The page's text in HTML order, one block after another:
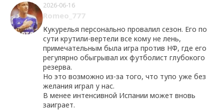
2026-06-16
Romeo_777
Кукурелья персонально провалил сезон. Его по
сути крутили-вертели все кому не лень,
примечательным была игра против НФ, где его
регулярно обыгрывал их футболист глубокого
резерва.
Но это возможно из-за того, что тупо уже без
желания играл у нас.
В менее интенсивной Испании может вновь
заиграет.